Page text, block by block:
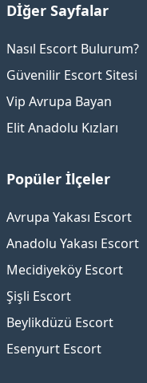
Dİğer Sayfalar
Nasıl Escort Bulurum?
Güvenilir Escort Sitesi
Vip Avrupa Bayan
Elit Anadolu Kızları
Popüler İlçeler
Avrupa Yakası Escort
Anadolu Yakası Escort
Mecidiyeköy Escort
Şişli Escort
Beylikdüzü Escort
Esenyurt Escort